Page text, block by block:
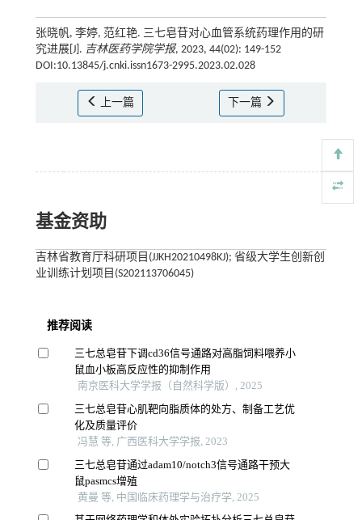
张晓帆, 李婷, 范红艳. 三七皂苷对心血管系统药理作用的研
究进展[J]. 吉林医药学院学报, 2023, 44(02): 149-152
DOI:10.13845/j.cnki.issn1673-2995.2023.02.028
上一篇 下一篇
基金资助
吉林省教育厅科研项目(JJKH20210498KJ); 省级大学生创新创
业训练计划项目(S202113706045)